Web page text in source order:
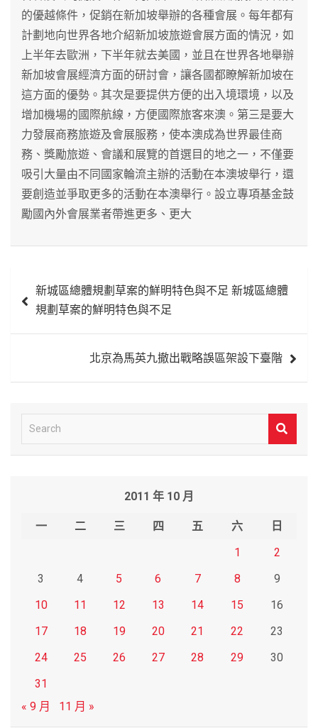
的優越條件，促銷在新加坡舉辦的各種會展。每年都有
計劃地向世界各地介紹新加坡旅遊會展方面的情況，如
上半年去歐洲，下半年就去美國，並且在世界各地舉辦
新加坡會展經濟方面的研討會，讓各國都瞭解新加坡在
這方面的優勢。其次是要提供方便的出入境環境，以及
增加機場的國際航線，方便國際旅客來澳。第三是要大
力發展商務旅遊及會展服務，使本澳成為世界最佳商
務、獎勵旅遊、會議和展覽的首選目的地之一，不僅要
吸引大量由不同國家輪流主辦的活動在本澳坡舉行，還
要創造並爭取更多的活動在本澳舉行。設立專項基金鼓
勵國內外會展業者帶進更多、更大
章 新城區總體規劃草案的鮮明特色與不足 新城區總體
規劃草案的鮮明特色與不足
北京為馬英九撤出戰略誤區架設下臺階
e
2011 年 10 月
一 二 三 四 五 六
日
1
2
3
4 5 6 7 8
9
10
11 12 13 14 15
16
17
18 19 20 21 22
23
24
25 26 27 28 29
30
31
« 9 月
11 月 »